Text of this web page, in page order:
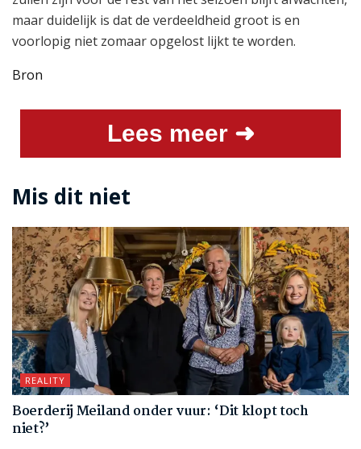
maar duidelijk is dat de verdeeldheid groot is en
voorlopig niet zomaar opgelost lijkt te worden.
Bron
Lees meer ➜
Mis dit niet
REALITY
Boerderij Meiland onder vuur: ‘Dit klopt toch
niet?’